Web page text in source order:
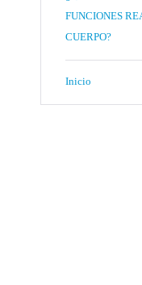
FUNCIONES
CUERPO?
Inicio